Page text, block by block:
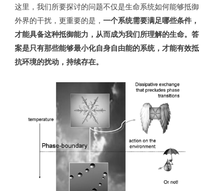
这里，我们所要探讨的问题不仅是生命系统如何能够抵御
外界的干扰，更重要的是， 一个系统需要满足哪些条件，
才能具备这种抵御能力，从而成为我们所理解的生命。 答
案是只有那些能够最小化自身自由能的系统，才能有效抵
抗环境的扰动，持续存在。